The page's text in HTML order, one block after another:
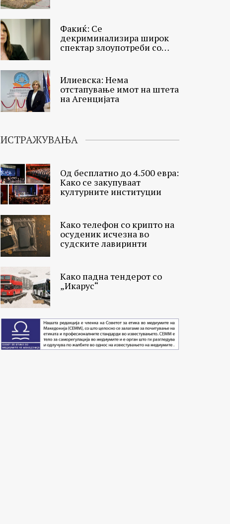
Факиќ: Се
декриминализира широк
спектар злоупотреби со
Илиевска: Нема
отстапување имот на штета
на Агенцијата
ИСТРАЖУВАЊА
Од бесплатно до 4.500 евра:
Како се закупуваат
културните институции
Како телефон со крипто на
осуденик исчезна во
судските лавиринти
Како падна тендерот со
„Икарус“